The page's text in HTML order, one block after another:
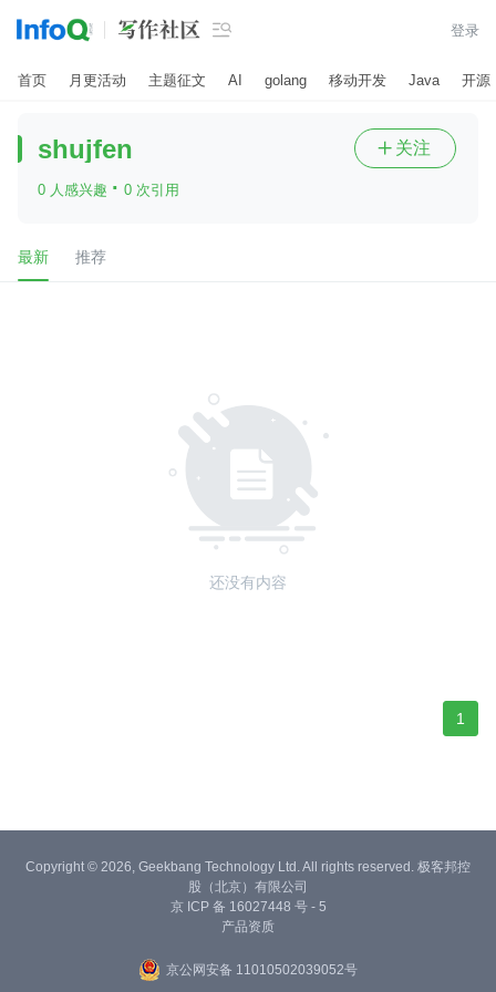
 登录
首页 月更活动 主题征文 AI golang 移动开发 Java 开源
shujfen
0 人感兴趣 · 0 次引用
 关注
最新 推荐
还没有内容
1
Copyright © 2026, Geekbang Technology Ltd. All rights reserved. 极客邦控
股（北京）有限公司
京 ICP 备 16027448 号 - 5
产品资质
京公网安备 11010502039052号